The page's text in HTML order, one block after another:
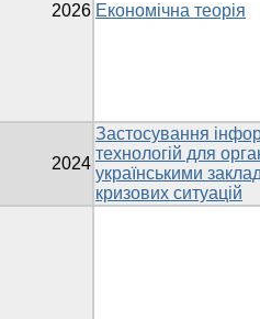
2026 Економічна теорія
2024
Застосування
технологій для
українськими
кризових ситуацій